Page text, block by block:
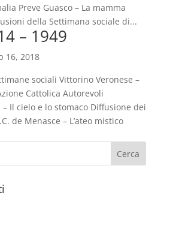
Preve Guasco – La mamma
della Settimana sociale di...
– 1949
16, 2018
sociali Vittorino Veronese –
Cattolica Autorevoli
Il cielo e lo stomaco Diffusione dei
de Menasce – L’ateo mistico